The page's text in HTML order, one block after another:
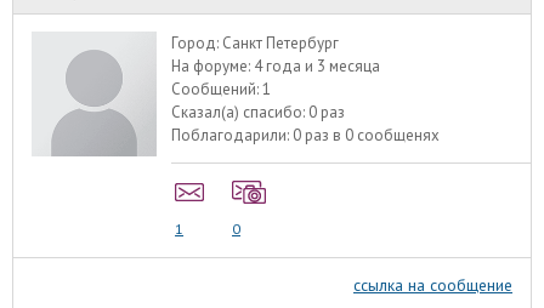
Город: Санкт Петербург
На форуме: 4 года и 3 месяца
Сообщений:1
Сказал(а) спасибо: 0 раз
Поблагодарили: 0 раз в 0 сообщенях
1 0
ссылка на сообщение